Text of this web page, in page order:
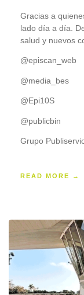
Gracias a
lado día a día.
salud y nuevos
@episcan_web
@media_bes
@Epi10S
@publicbin
Grupo
READ MORE →